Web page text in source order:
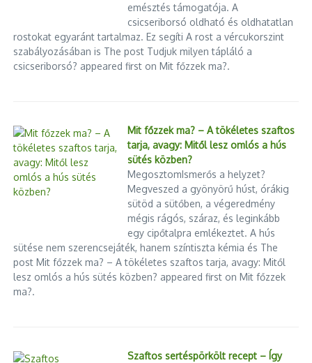
55 éve született meg a kedvenc
rajzfigura a …
Kína azt csinál itt, amit akar
2025.05.29.
2025.12.22.
emésztés támogatója. A
csicseriborsó oldható és oldhatatlan
rostokat egyaránt tartalmaz. Ez segíti A rost a vércukorszint
szabályozásában is The post Tudjuk milyen tápláló a
csicseriborsó? appeared first on Mit főzzek ma?.
Mit főzzek ma? – A tökéletes szaftos
tarja, avagy: Mitől lesz omlós a hús
sütés közben?
MegosztomIsmerős a helyzet?
Megveszed a gyönyörű húst, órákig
sütöd a sütőben, a végeredmény
mégis rágós, száraz, és leginkább
egy cipőtalpra emlékeztet. A hús
sütése nem szerencsejáték, hanem színtiszta kémia és The
post Mit főzzek ma? – A tökéletes szaftos tarja, avagy: Mitől
lesz omlós a hús sütés közben? appeared first on Mit főzzek
ma?.
Szaftos sertéspörkölt recept – Így